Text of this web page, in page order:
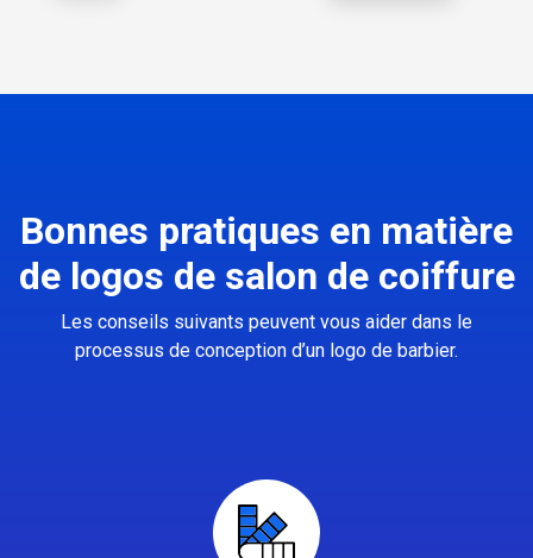
Bonnes pratiques en matière
de logos de salon de coiffure
Les conseils suivants peuvent vous aider dans le
processus de conception d’un logo de barbier.